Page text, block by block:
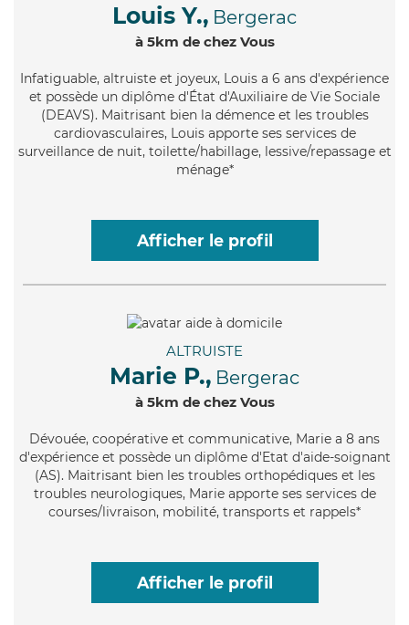
Louis Y., Bergerac
à 5km de chez Vous
Infatiguable, altruiste et joyeux, Louis a 6 ans d'expérience
et possède un diplôme d'État d'Auxiliaire de Vie Sociale
(DEAVS). Maitrisant bien la démence et les troubles
cardiovasculaires, Louis apporte ses services de
surveillance de nuit, toilette/habillage, lessive/repassage et
ménage*
Afficher le profil
ALTRUISTE
Marie P., Bergerac
à 5km de chez Vous
Dévouée, coopérative et communicative, Marie a 8 ans
d'expérience et possède un diplôme d'Etat d'aide-soignant
(AS). Maitrisant bien les troubles orthopédiques et les
troubles neurologiques, Marie apporte ses services de
courses/livraison, mobilité, transports et rappels*
Afficher le profil